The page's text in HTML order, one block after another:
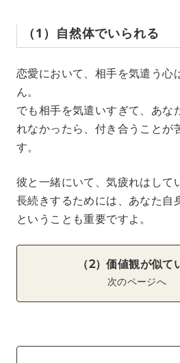
（1）自然体でいられる
恋愛において、相手を気遣う心
ん。
でも相手を気遣いすぎて、あな
れなかったら、付き合うことが
す。
彼と一緒にいて、気疲れはして
長続きするためには、あなた自
ということも重要ですよ。
（2）価値観が似て
次のページへ